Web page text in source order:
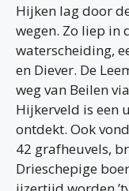
Hijken lag door
wegen. Zo liep in
waterscheiding,
en Diever. De
weg van Beilen
Hijkerveld is een
ontdekt. Ook
42 grafheuvels,
Drieschepige